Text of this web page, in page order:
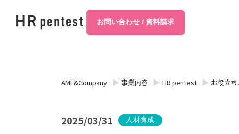
お問い合わせ / 資料請求
AME&Company 事業内容 HR pentest お役立
2025/03/31 人材育成